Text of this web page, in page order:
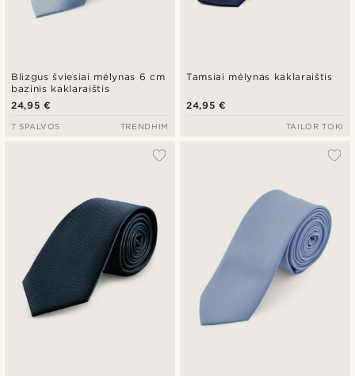
Blizgus šviesiai mėlynas 6 cm
bazinis kaklaraištis
24,95 €
7 SPALVOS TRENDHIM
Tamsiai mėlynas kaklaraištis
24,95 €
TAILOR TOKI